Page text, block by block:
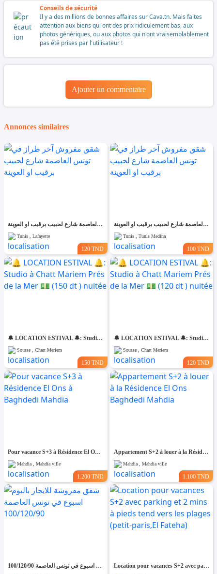
Conseils de sécurité
Il y a des millions de bonnes affaires sur Cava.tn. Mais faites
attention aux biens qui ont des prix ridiculement bas, aux
photos génériques, ou aux photos qui n'ont vraisemblablement
pas été prises par l'utilisateur !
Ajouter un commentaire
Annonces similaires
شقق مفروش آخر طراز في تونس العاصمة شارع لحبيب برقيب او العوينة
Tunis , Lafayette
120 TND
شقق مفروش آخر طراز في تونس العاصمة شارع لحبيب برقيب او العوينة
Tunis , Tunis Medina
100 TND
🔔 LOCATION ESTIVAL 🔔: Studio à Chatt Mariem Prés de la Mer 💵 (150 dt ) nuitée
Sousse , Chatt Meriem
150 TND
🔔 LOCATION ESTIVAL 🔔: Studio à Chatt Mariem Prés de la Mer 💵 (120 dt ) nuitée
Sousse , Chatt Meriem
120 TND
Pour vacance S+3 à Résidence El Ons à Baghdedi Mahdia
Mahdia , Mahdia ville
1.200 TND
Appartement S+2 à louer à la Résidence El Ons Baghdedi Mahdia
Mahdia , Mahdia ville
1.100 TND
شقق مفروشة للايجار باليوم اسبوع في تونس العاصمة 100/120/90 Location pour vacances S+2 avec parking et 2 mins à pieds tend vers les plages (petit-paris,El Fateha)